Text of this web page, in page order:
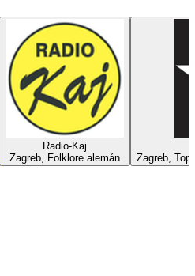
Radio-Kaj
Zagreb, Folklore alemán
Zagreb,